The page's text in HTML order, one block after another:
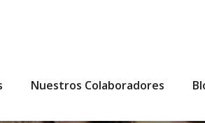
Nuestros Colaboradores